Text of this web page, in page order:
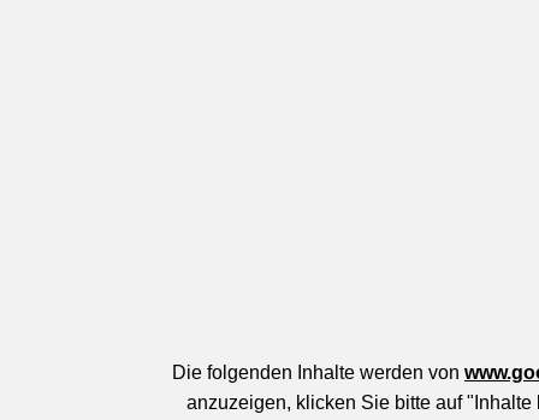
Die folgenden Inhalte werden von
anzuzeigen, klicken Sie bitte auf